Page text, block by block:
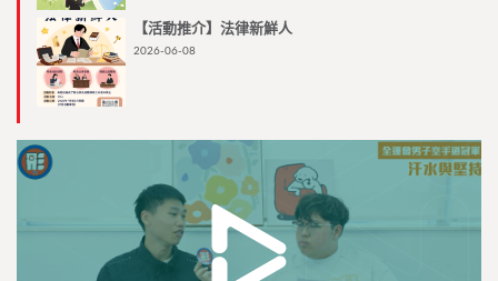
【活動推介】法律新鮮人
2026-06-08